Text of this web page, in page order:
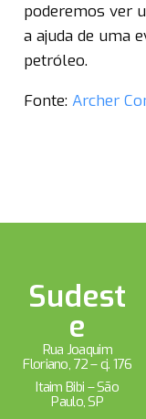
poderemos ver
a ajuda de uma
petróleo.
Fonte: Archer
Sudest
e
Rua Joaquim
Floriano, 72 – cj. 176
Itaim Bibi – São
Paulo, SP